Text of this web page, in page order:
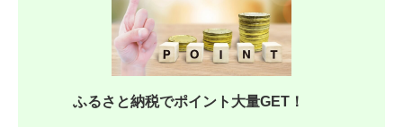
ふるさと納税でポイント大量GET！